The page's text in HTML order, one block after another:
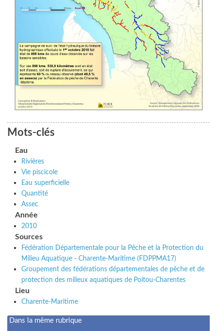
Mots-clés
Eau
Rivières
Vie piscicole
Eau superficielle
Quantité
Assec
Année
2010
Sources
Fédération Départementale pour la Pêche et la Protection du
Milieu Aquatique - Charente-Maritime (FDPPMA17)
Groupement des fédérations départementales de pêche et de
protection des milieux aquatiques de Poitou-Charentes
Lieu
Charente-Maritime
Dans la même rubrique